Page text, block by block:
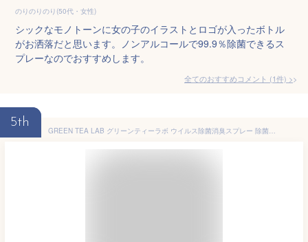
のりのりのり(50代・女性)
シックなモノトーンに女の子のイラストとロゴが入ったボトル
がお洒落だと思います。ノンアルコールで99.9％除菌できるス
プレーなのでおすすめします。
全てのおすすめコメント (1件) >
5th
GREEN TEA LAB グリーンティーラボ ウイルス除菌消臭スプレー 除菌スプレー ウイルス 除菌 消臭 ファブリックミス